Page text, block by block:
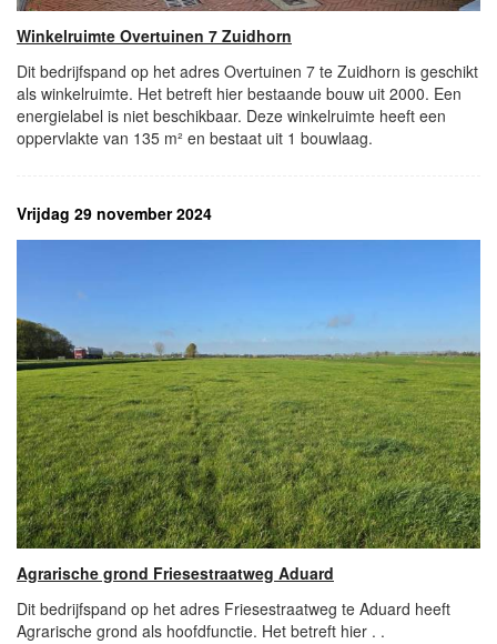
Winkelruimte Overtuinen 7 Zuidhorn
Dit bedrijfspand op het adres Overtuinen 7 te Zuidhorn is geschikt
als winkelruimte. Het betreft hier bestaande bouw uit 2000. Een
energielabel is niet beschikbaar. Deze winkelruimte heeft een
oppervlakte van 135 m² en bestaat uit 1 bouwlaag.
Vrijdag 29 november 2024
Agrarische grond Friesestraatweg Aduard
Dit bedrijfspand op het adres Friesestraatweg te Aduard heeft
Agrarische grond als hoofdfunctie. Het betreft hier . .